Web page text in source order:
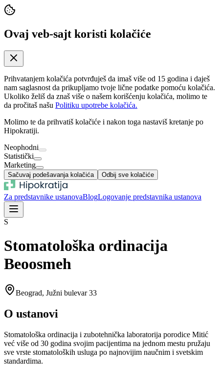
Ovaj veb-sajt koristi kolačiće
Prihvatanjem kolačića potvrđuješ da imaš više od 15 godina i daješ
nam saglasnost da prikupljamo tvoje lične podatke pomoću kolačića.
Ukoliko želiš da znaš više o našem korišćenju kolačića, molimo te
da pročitaš našu Politiku upotrebe kolačića.
Molimo te da prihvatiš kolačiće i nakon toga nastaviš kretanje po
Hipokratiji.
Neophodni
Statistički
Marketing
Sačuvaj podešavanja kolačića Odbij sve kolačiće
Za predstavnike ustanovaBlogLogovanje predstavnika ustanova
S
Stomatološka ordinacija
Beoosmeh
Beograd, Južni bulevar 33
O ustanovi
Stomatološka ordinacija i zubotehnička laboratorija porodice Mitić
već više od 30 godina svojim pacijentima na jednom mestu pružaju
sve vrste stomatoloških usluga po najnovijim naučnim i svetskim
standardima.